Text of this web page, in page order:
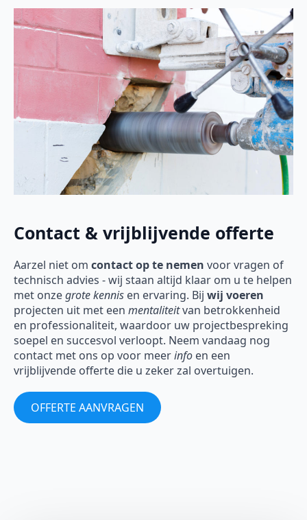
Contact & vrijblijvende offerte
Aarzel niet om contact op te nemen voor vragen of
technisch advies - wij staan altijd klaar om u te helpen
met onzegrote kennis en ervaring. Bij wij voeren
projecten uit met een mentaliteitvan betrokkenheid
en professionaliteit, waardoor uw projectbespreking
soepel en succesvol verloopt. Neem vandaag nog
contact met ons op voor meerinfo en een
vrijblijvende offerte die u zeker zal overtuigen.
OFFERTE AANVRAGEN